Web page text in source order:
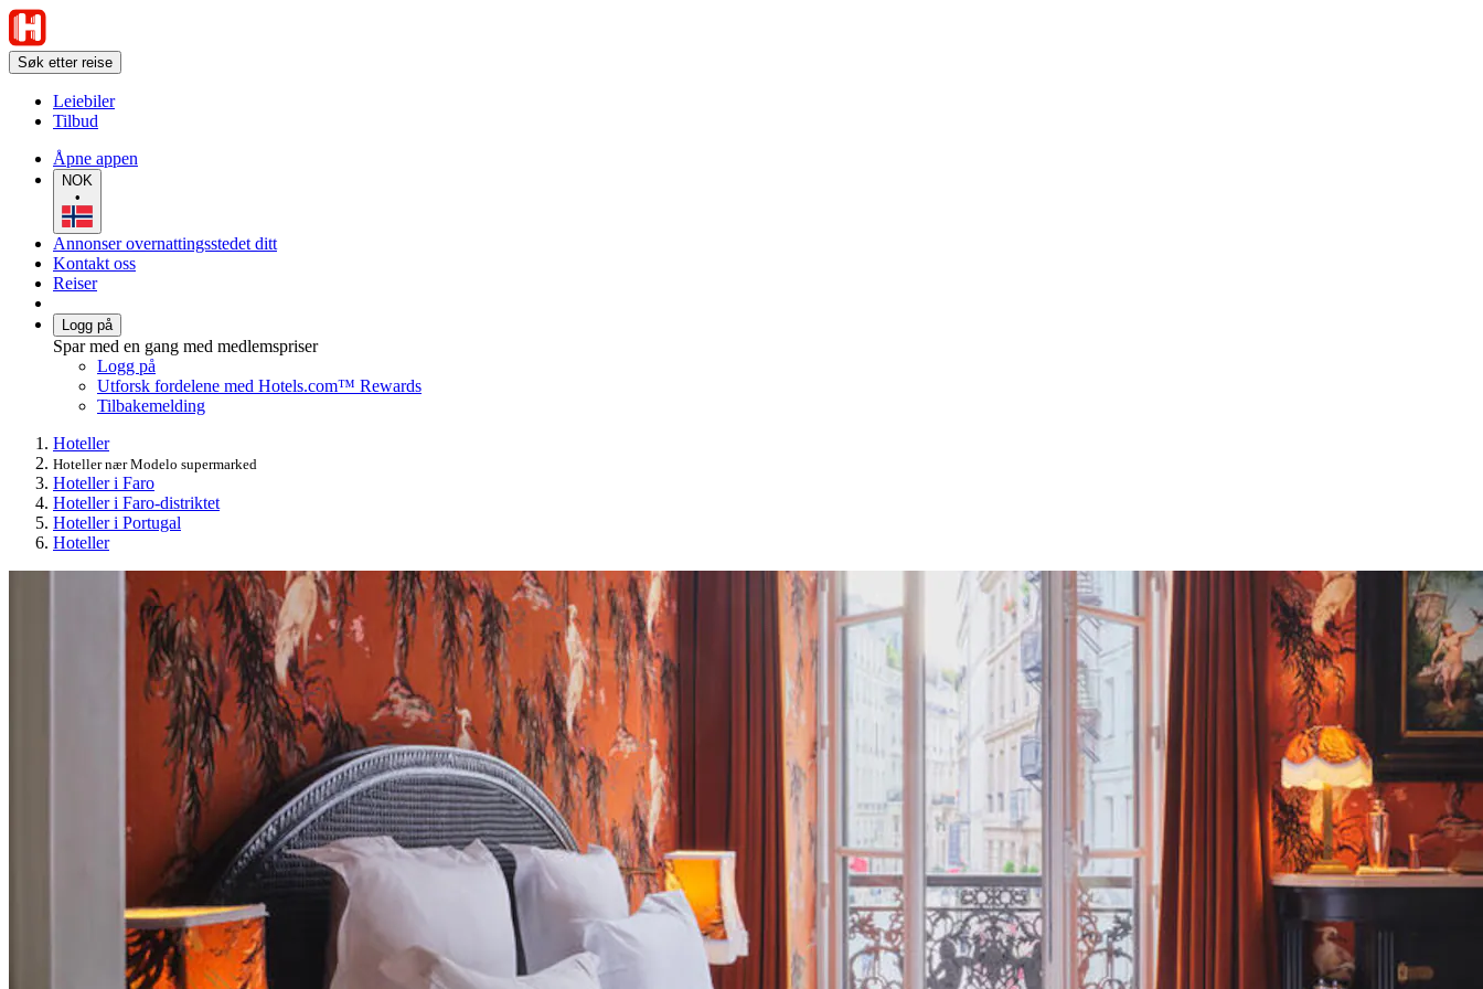
Søk etter reise
Leiebiler
Tilbud
Åpne appen
NOK
•
Annonser overnattingsstedet ditt
Kontakt oss
Reiser
Logg på
Spar med en gang med medlemspriser
Logg på
Utforsk fordelene med Hotels.com™ Rewards
Tilbakemelding
Hoteller
Hoteller nær Modelo supermarked
Hoteller i Faro
Hoteller i Faro-distriktet
Hoteller i Portugal
Hoteller